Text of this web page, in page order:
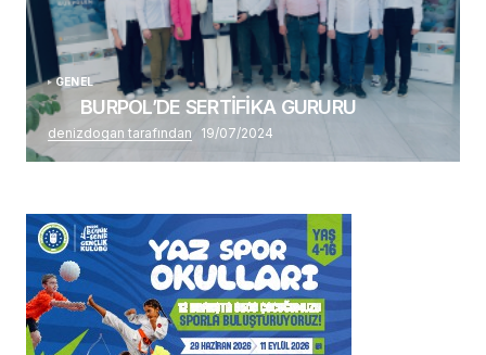
GENEL
BURPOL’DE SERTİFİKA GURURU
denizdogan tarafından 19/07/2024